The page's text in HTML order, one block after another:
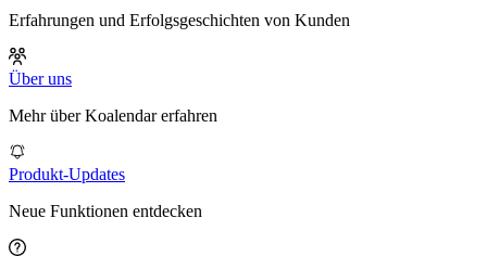
Erfahrungen und Erfolgsgeschichten von Kunden
Über uns
Mehr über Koalendar erfahren
Produkt-Updates
Neue Funktionen entdecken